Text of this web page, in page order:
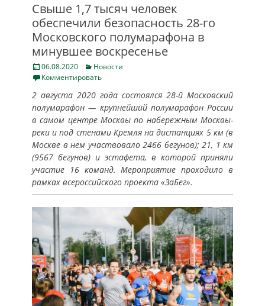
Свыше 1,7 тысяч человек
обеспечили безопасность 28-го
Московского полумарафона в
минувшее воскресенье
Posted
on
06.08.2020 Categories
Новости
Комментировать
2 августа 2020 года состоялся 28-й Московский
полумарафон — крупнейший полумарафон России
в самом центре Москвы по набережным Москвы-
реки и под стенами Кремля на дистанциях 5 км (в
Москве в нем участвовало 2466 бегунов); 21, 1 км
(9567 бегунов) и эстафета, в которой приняли
участие 16 команд. Мероприятие проходило в
рамках всероссийского проекта «ЗаБег».